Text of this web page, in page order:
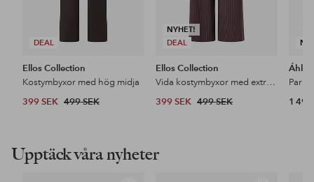
DEAL
Ellos Collection
Kostymbyxor med hög midja
399 SEK 499 SEK
NYHET!
DEAL
Ellos Collection
Vida kostymbyxor med extra hög midja
399 SEK 499 SEK 1 499
Upptäck våra nyheter